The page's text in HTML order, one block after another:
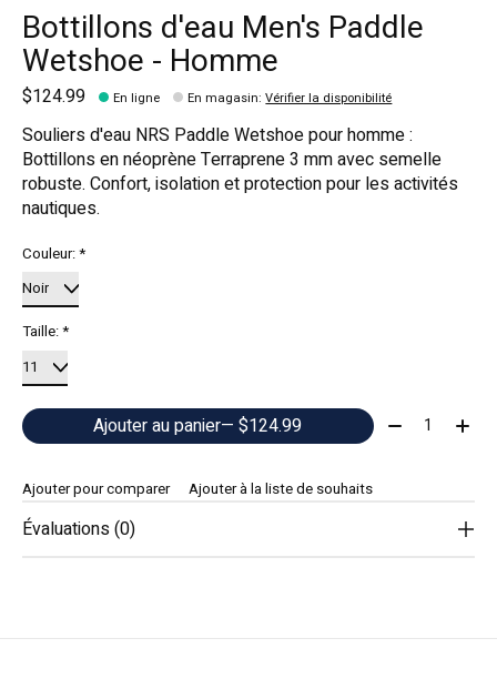
Bottillons d'eau Men's Paddle
Wetshoe - Homme
$124.99 En ligne En magasin:Vérifier la disponibilité
Souliers d'eau NRS Paddle Wetshoe pour homme :
Bottillons en néoprène Terraprene 3 mm avec semelle
robuste. Confort, isolation et protection pour les activités
nautiques.
Couleur:*
Taille:*
Ajouter au panier — $124.99 Quantité:
Ajouter pour comparer Ajouter à la liste de souhaits
Évaluations (0)